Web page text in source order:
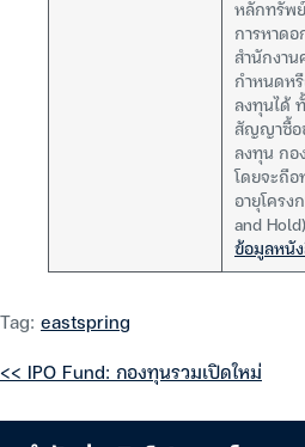
หลักทรัพ
การหาด
สำนักงา
กำหนดห
ลงทุนได้
สัญญาซื้อ
ลงทุน กอ
โดยจะถื
อายุโคร
and Hold)
ข้อมูลหนั
Tag: eastspring
<< IPO Fund: กองทุนรวมเปิดใหม่